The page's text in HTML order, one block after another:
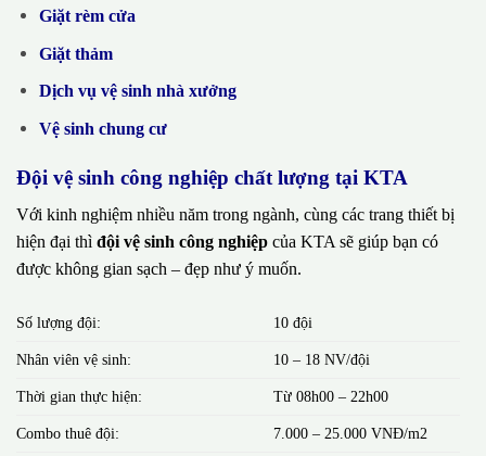
Giặt rèm cửa
Giặt thảm
Dịch vụ vệ sinh nhà xưởng
Vệ sinh chung cư
Đội vệ sinh công nghiệp chất lượng tại KTA
Với kinh nghiệm nhiều năm trong ngành, cùng các trang thiết bị
hiện đại thì đội vệ sinh công nghiệp của KTA sẽ giúp bạn có
được không gian sạch – đẹp như ý muốn.
Số lượng đội: 10 đội
Nhân viên vệ sinh: 10 – 18 NV/đội
Thời gian thực hiện: Từ 08h00 – 22h00
Combo thuê đội: 7.000 – 25.000 VNĐ/m2